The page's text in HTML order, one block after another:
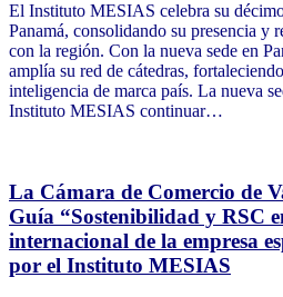
El Instituto MESIAS celebra su
Panamá, consolidando su presencia y
con la región. Con la nueva sede en
amplía su red de cátedras,
inteligencia de marca país. La nueva
Instituto MESIAS continuar…
La Cámara de Comercio de
Guía “Sostenibilidad y RSC
internacional de la empresa
por el Instituto MESIAS